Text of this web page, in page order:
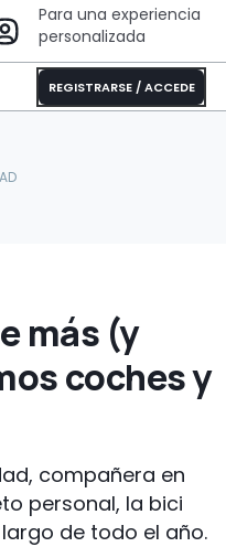
Para una experiencia
personalizada
REGISTRARSE / ACCEDE
más (y
coches y
compañera en
personal, la bici
de todo el año.